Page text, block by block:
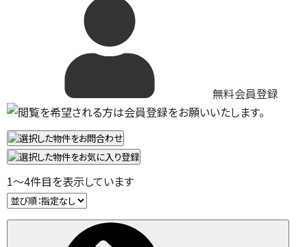
無料会員登録
1～4件目を表示しています